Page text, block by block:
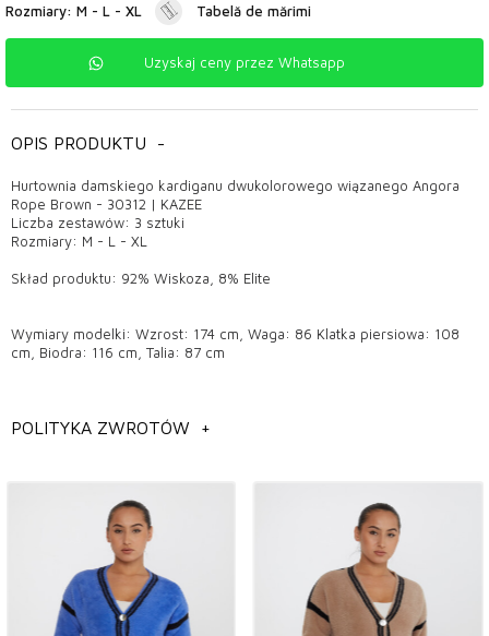
Rozmiary: M - L - XL Tabelă de mărimi
Uzyskaj ceny przez Whatsapp
OPIS PRODUKTU -
Hurtownia damskiego kardiganu dwukolorowego wiązanego Angora
Rope Brown - 30312 | KAZEE
Liczba zestawów: 3 sztuki
Rozmiary: M - L - XL
Skład produktu: 92% Wiskoza, 8% Elite
Wymiary modelki: Wzrost: 174 cm, Waga: 86 Klatka piersiowa: 108
cm, Biodra: 116 cm, Talia: 87 cm
Hurtownia modeli kardiganów damskich,
Hurtownia modeli odzieży damskiej,
Hurtownia modeli kardiganów damskich,
Możesz skontaktować się z nami, aby uzyskać szczegółowe
informacje na temat produktów, które Ci się podobają.
POLITYKA ZWROTÓW +